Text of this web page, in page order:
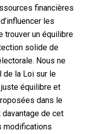
financières
les
trouver un équilibre
solide de
Nous ne
de la Loi sur le
équilibre et
dans le
de cet
modifications